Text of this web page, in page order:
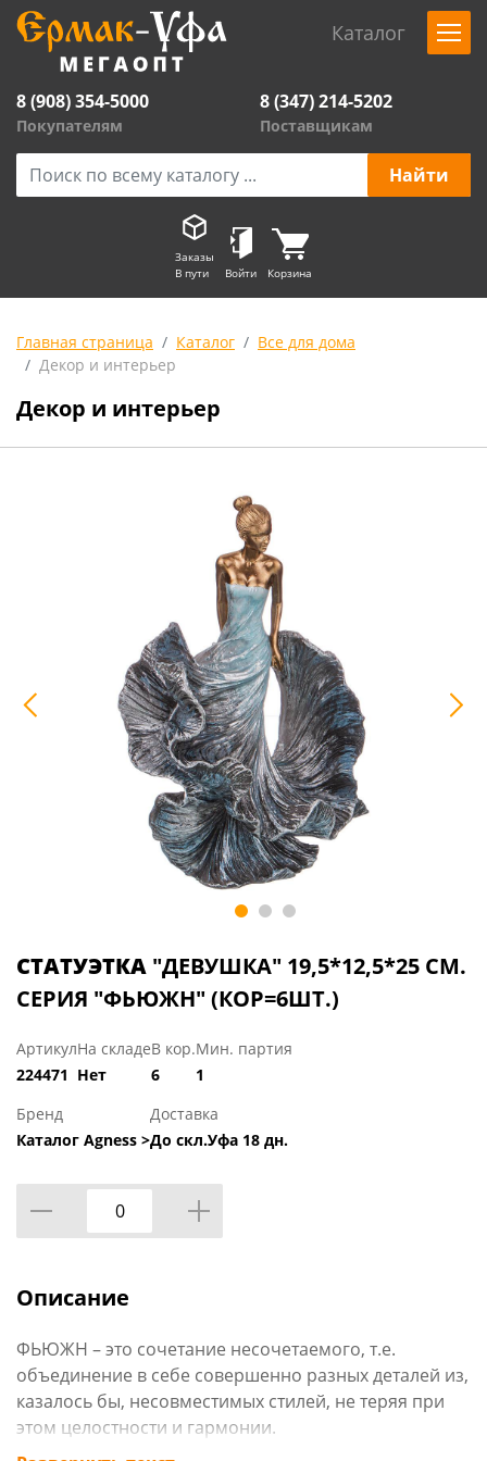
Каталог
8 (908) 354-5000
Покупателям
8 (347) 214-5202
Поставщикам
Заказы
В пути
Войти Корзина
Главная страница Каталог
Все для дома
Декор и интерьер
Декор и интерьер
СТАТУЭТКА "ДЕВУШКА" 19,5*12,5*25 СМ.
СЕРИЯ "ФЬЮЖН" (КОР=6ШТ.)
Артикул
224471
На складе
Нет
В кор.
6
Мин. партия
1
Бренд
Каталог Agness >
Доставка
До скл.Уфа 18 дн.
Описание
ФЬЮЖН – это сочетание несочетаемого, т.е.
объединение в себе совершенно разных деталей из,
казалось бы, несовместимых стилей, не теряя при
этом целостности и гармонии.